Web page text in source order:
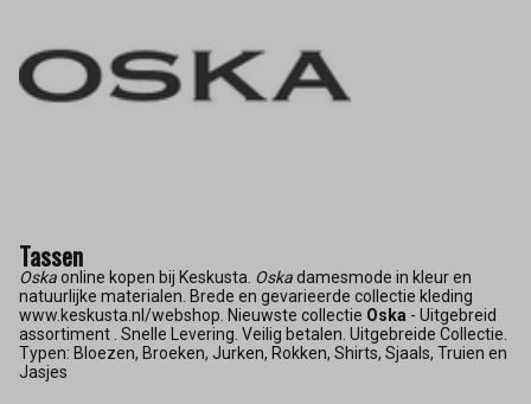
Tassen
Oskaonline kopen bij Keskusta. Oskadamesmode in kleur en
natuurlijke materialen. Brede en gevarieerde collectie kleding
www.keskusta.nl/webshop. Nieuwste collectie Oska - Uitgebreid
assortiment . Snelle Levering. Veilig betalen. Uitgebreide Collectie.
Typen: Bloezen, Broeken, Jurken, Rokken, Shirts, Sjaals, Truien en
Jasjes